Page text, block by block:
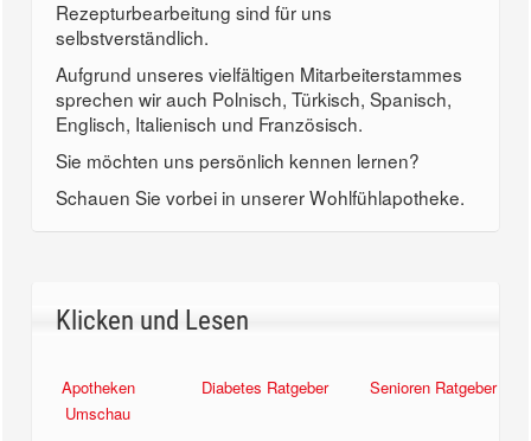
Rezepturbearbeitung sind für uns
selbstverständlich.
Aufgrund unseres vielfältigen Mitarbeiterstammes
sprechen wir auch Polnisch, Türkisch, Spanisch,
Englisch, Italienisch und Französisch.
Sie möchten uns persönlich kennen lernen?
Schauen Sie vorbei in unserer Wohlfühlapotheke.
Klicken und Lesen
Apotheken
Umschau
Diabetes Ratgeber Senioren Ratgeber